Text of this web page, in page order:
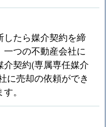
したら媒介契約を締
つの不動産会社に
契約(専属専任媒介
に売却の依頼ができ
。